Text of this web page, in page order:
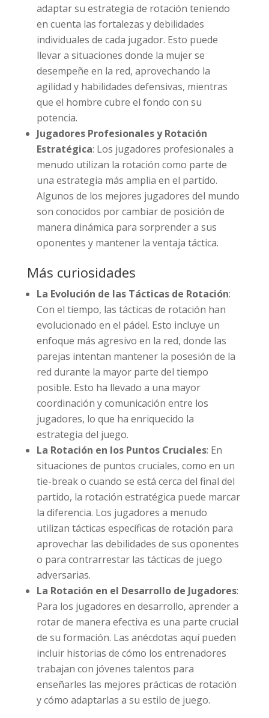
adaptar su estrategia de rotación teniendo
en cuenta las fortalezas y debilidades
individuales de cada jugador. Esto puede
llevar a situaciones donde la mujer se
desempeñe en la red, aprovechando la
agilidad y habilidades defensivas, mientras
que el hombre cubre el fondo con su
potencia.
Jugadores Profesionales y Rotación
Estratégica: Los jugadores profesionales a
menudo utilizan la rotación como parte de
una estrategia más amplia en el partido.
Algunos de los mejores jugadores del mundo
son conocidos por cambiar de posición de
manera dinámica para sorprender a sus
oponentes y mantener la ventaja táctica.
Más curiosidades
La Evolución de las Tácticas de Rotación:
Con el tiempo, las tácticas de rotación han
evolucionado en el pádel. Esto incluye un
enfoque más agresivo en la red, donde las
parejas intentan mantener la posesión de la
red durante la mayor parte del tiempo
posible. Esto ha llevado a una mayor
coordinación y comunicación entre los
jugadores, lo que ha enriquecido la
estrategia del juego.
La Rotación en los Puntos Cruciales: En
situaciones de puntos cruciales, como en un
tie-break o cuando se está cerca del final del
partido, la rotación estratégica puede marcar
la diferencia. Los jugadores a menudo
utilizan tácticas específicas de rotación para
aprovechar las debilidades de sus oponentes
o para contrarrestar las tácticas de juego
adversarias.
La Rotación en el Desarrollo de Jugadores:
Para los jugadores en desarrollo, aprender a
rotar de manera efectiva es una parte crucial
de su formación. Las anécdotas aquí pueden
incluir historias de cómo los entrenadores
trabajan con jóvenes talentos para
enseñarles las mejores prácticas de rotación
y cómo adaptarlas a su estilo de juego.